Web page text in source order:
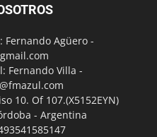
Fernando Agüero -
Fernando Villa -
10. Of 107.(X5152EYN)
- Argentina